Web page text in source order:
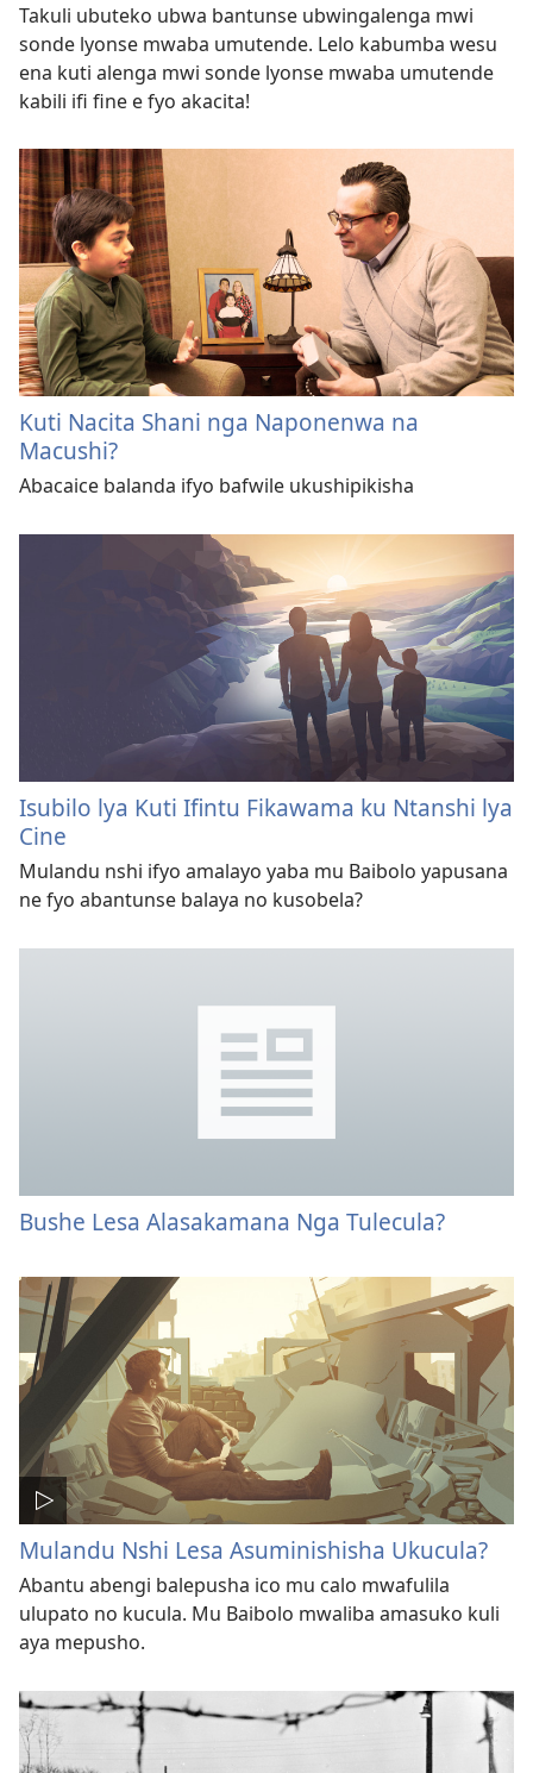
Takuli ubuteko ubwa bantunse ubwingalenga mwi
sonde lyonse mwaba umutende. Lelo kabumba wesu
ena kuti alenga mwi sonde lyonse mwaba umutende
kabili ifi fine e fyo akacita!
Kuti Nacita Shani nga Naponenwa na
Macushi?
Abacaice balanda ifyo bafwile ukushipikisha
Isubilo lya Kuti Ifintu Fikawama ku Ntanshi lya
Cine
Mulandu nshi ifyo amalayo yaba mu Baibolo yapusana
ne fyo abantunse balaya no kusobela?
Bushe Lesa Alasakamana Nga Tulecula?
Mulandu Nshi Lesa Asuminishisha Ukucula?
Abantu abengi balepusha ico mu calo mwafulila
ulupato no kucula. Mu Baibolo mwaliba amasuko kuli
aya mepusho.